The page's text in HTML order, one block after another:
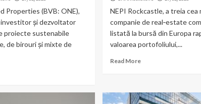
Properties (BVB: ONE),
și dezvoltator
proiecte sustenabile
de birouri și mixte de
NEPI Rockcastle, a treia cea
companie de real‑estate
listată la bursă din Europa
valoarea portofoliului,...
Read More